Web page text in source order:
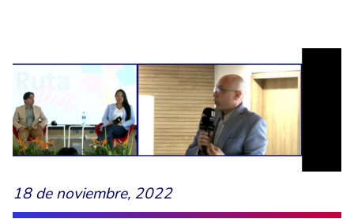
18 de noviembre, 2022